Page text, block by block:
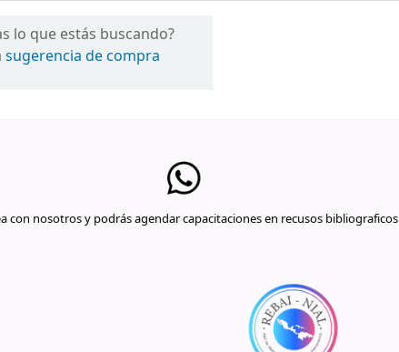
lo que estás buscando?
sugerencia de compra
con nosotros y podrás agendar capacitaciones en recusos bibliograficos